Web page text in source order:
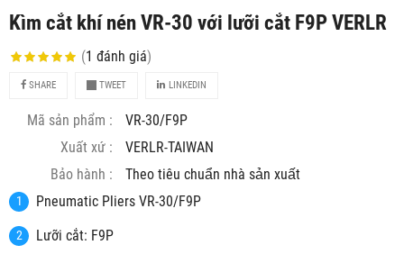
Kìm cắt khí nén VR-30 với lưỡi cắt F9P VERLR
(1 đánh giá)
SHARE TWEET LINKEDIN
Mã sản phẩm :
VR-30/F9P
Xuất xứ :
VERLR-TAIWAN
Bảo hành :
Theo tiêu chuẩn nhà sản xuất
Pneumatic Pliers VR-30/F9P
Lưỡi cắt: F9P